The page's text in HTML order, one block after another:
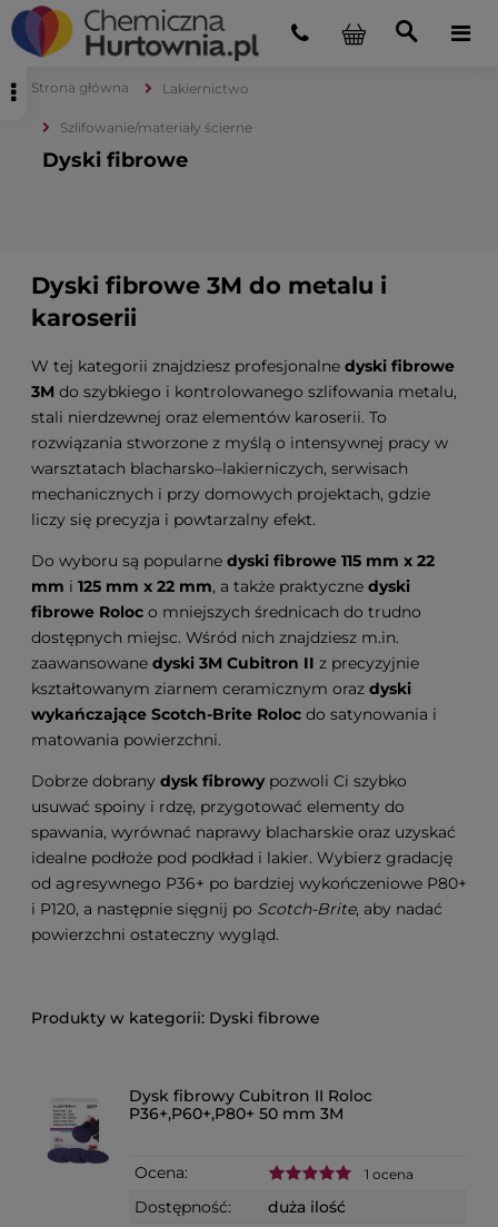
Strona główna Lakiernictwo
Szlifowanie/materiały ścierne
Dyski fibrowe
Dyski fibrowe 3M do metalu i
karoserii
W tej kategorii znajdziesz profesjonalne dyski fibrowe
3M do szybkiego i kontrolowanego szlifowania metalu,
stali nierdzewnej oraz elementów karoserii. To
rozwiązania stworzone z myślą o intensywnej pracy w
warsztatach blacharsko–lakierniczych, serwisach
mechanicznych i przy domowych projektach, gdzie
liczy się precyzja i powtarzalny efekt.
Do wyboru są popularne dyski fibrowe 115 mm x 22
mm i 125 mm x 22 mm, a także praktyczne dyski
fibrowe Roloc o mniejszych średnicach do trudno
dostępnych miejsc. Wśród nich znajdziesz m.in.
zaawansowane dyski 3M Cubitron II z precyzyjnie
kształtowanym ziarnem ceramicznym oraz dyski
wykańczające Scotch-Brite Roloc do satynowania i
matowania powierzchni.
Dobrze dobrany dysk fibrowypozwoli Ci szybko
usuwać spoiny i rdzę, przygotować elementy do
spawania, wyrównać naprawy blacharskie oraz uzyskać
idealne podłoże pod podkład i lakier. Wybierz gradację
od agresywnego P36+ po bardziej wykończeniowe P80+
i P120, a następnie sięgnij po Scotch-Brite, aby nadać
powierzchni ostateczny wygląd.
Dyski fibrowe
Dysk fibrowy Cubitron II Roloc
P36+,P60+,P80+ 50 mm 3M
Ocena: 1 ocena
Dostępność:
duża ilość